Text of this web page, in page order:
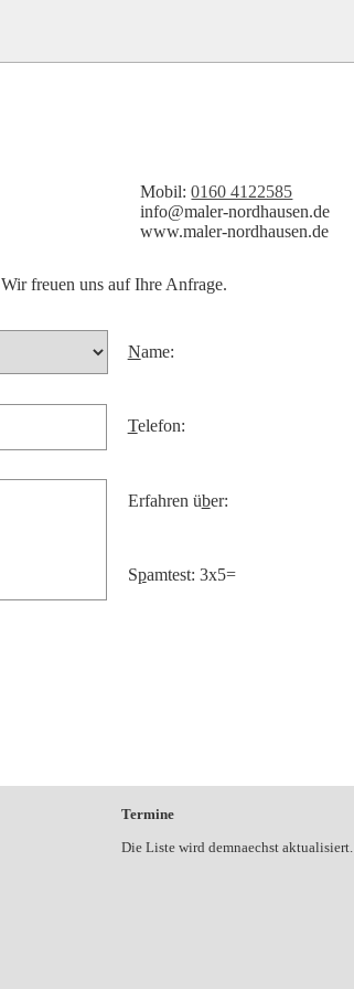
Mobil:0160 4122585
ed.nesuahdron-relam@ofni
www.maler-nordhausen.de
Wir freuen uns auf Ihre Anfrage.
Name:
Telefon:
Erfahren über:
Spamtest: 3x5=
Termine
Die Liste wird demnaechst aktualisiert.